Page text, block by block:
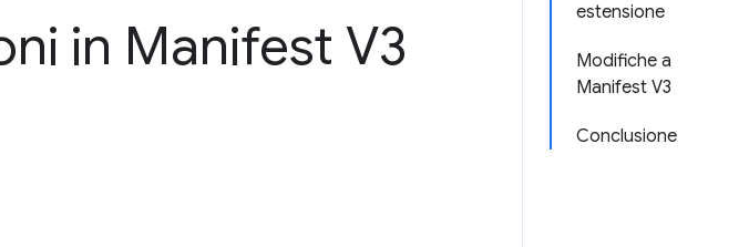
estensione
Modifiche a
Manifest V3
Conclusione
in Manifest V3